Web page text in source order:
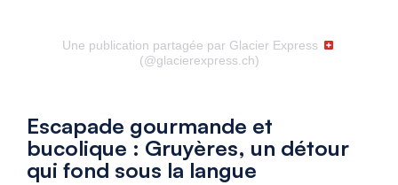
Une publication partagée par Glacier Express
(@glacierexpress.ch)
Escapade gourmande et
bucolique : Gruyères, un détour
qui fond sous la langue